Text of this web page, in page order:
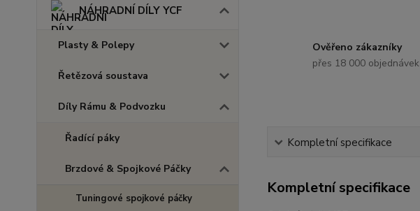
NÁHRADNÍ DÍLY YCF
Plasty & Polepy
Řetězová soustava
Díly Rámu & Podvozku
Řadící páky
Brzdové & Spojkové Páčky
Tuningové spojkové páčky
Ověřeno zákazníky
přes 18 000 objednávek
Kompletní specifikace
Kompletní specifikace